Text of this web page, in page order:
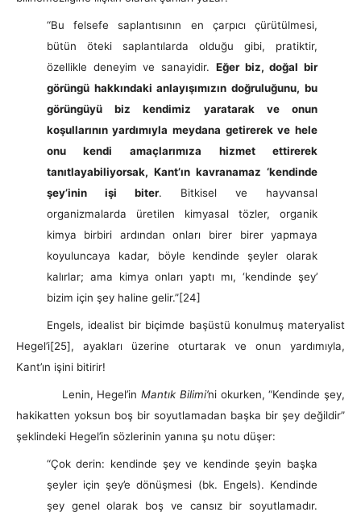
“Bu felsefe saplantısının en çarpıcı çürütülmesi,
bütün öteki saplantılarda olduğu gibi, pratiktir,
özellikle deneyim ve sanayidir. Eğer biz, doğal bir
görüngü hakkındaki anlayışımızın doğruluğunu, bu
görüngüyü biz kendimiz yaratarak ve onun
koşullarının yardımıyla meydana getirerek ve hele
onu kendi amaçlarımıza hizmet ettirerek
tanıtlayabiliyorsak, Kant’ın kavranamaz ‘kendinde
şey’inin işi biter. Bitkisel ve hayvansal
organizmalarda üretilen kimyasal tözler, organik
kimya birbiri ardından onları birer birer yapmaya
koyuluncaya kadar, böyle kendinde şeyler olarak
kalırlar; ama kimya onları yaptı mı, ‘kendinde şey’
bizim için şey haline gelir.”[24]
Engels, idealist bir biçimde başüstü konulmuş materyalist
Hegel’i[25], ayakları üzerine oturtarak ve onun yardımıyla,
Kant’ın işini bitirir!
Lenin, Hegel’inMantık Bilimi’ni okurken, “Kendinde şey,
hakikatten yoksun boş bir soyutlamadan başka bir şey değildir”
şeklindeki Hegel’in sözlerinin yanına şu notu düşer:
“Çok derin: kendinde şey ve kendinde şeyin başka
şeyler için şey’e dönüşmesi (bk. Engels). Kendinde
şey genel olarak boş ve cansız bir soyutlamadır.